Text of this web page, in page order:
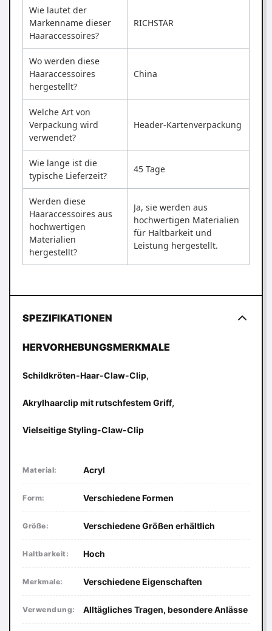
Wie lautet der
Markenname dieser
Haaraccessoires?
RICHSTAR
Wo werden diese
Haaraccessoires
hergestellt?
China
Welche Art von
Verpackung wird
verwendet?
Header-Kartenverpackung
Wie lange ist die
typische Lieferzeit?
45 Tage
Werden diese
Haaraccessoires aus
hochwertigen
Materialien
hergestellt?
Ja, sie werden aus
hochwertigen Materialien
für Haltbarkeit und
Leistung hergestellt.
SPEZIFIKATIONEN
HERVORHEBUNGSMERKMALE
Schildkröten-Haar-Claw-Clip,
Akrylhaarclip mit rutschfestem Griff,
Vielseitige Styling-Claw-Clip
Material: Acryl
Form: Verschiedene Formen
Größe: Verschiedene Größen erhältlich
Haltbarkeit: Hoch
Merkmale: Verschiedene Eigenschaften
Verwendung: Alltägliches Tragen, besondere Anlässe